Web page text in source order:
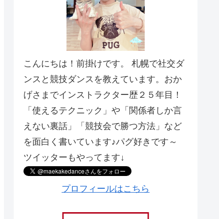
こんにちは！前掛けです。 札幌で社交ダ
ンスと競技ダンスを教えています。おか
げさまでインストラクター歴２５年目！
「使えるテクニック」や「関係者しか言
えない裏話」「競技会で勝つ方法」など
を面白く書いています♪パグ好きです～
ツイッターもやってます↓
プロフィールはこちら